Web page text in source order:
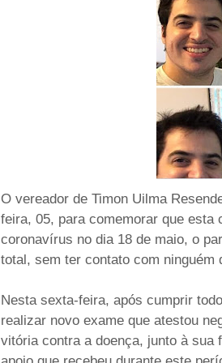
O vereador de Timon Uilma
feira, 05, para comemorar que esta
coronavírus no dia 18 de maio, o
total, sem ter contato com
Nesta sexta-feira, após cumprir
realizar novo exame que atestou
vitória contra a doença, junto à sua